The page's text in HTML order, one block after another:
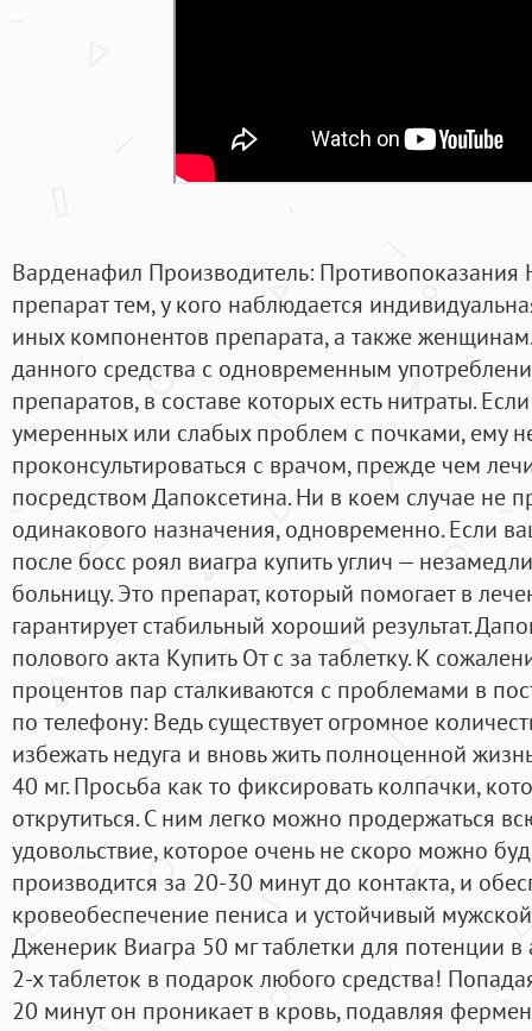
Варденафил Производитель: Противопоказания
препарат тем, у кого наблюдается
иных компонентов препарата, а также
данного средства с одновременным
препаратов, в составе которых есть нитраты.
умеренных или слабых проблем с почками, ему
проконсультироваться с врачом, прежде чем
посредством Дапоксетина. Ни в коем случае не
одинакового назначения, одновременно. Если
после босс роял виагра купить углич —
больницу. Это препарат, который помогает в
гарантирует стабильный хороший результат.
полового акта Купить От c за таблетку. К
процентов пар сталкиваются с проблемами в
по телефону: Ведь существует огромное
избежать недуга и вновь жить полноценной
40 мг. Просьба как то фиксировать колпачки,
открутиться. С ним легко можно продержаться
удовольствие, которое очень не скоро можно
производится за 20-30 минут до контакта, и
кровеобеспечение пениса и устойчивый
Дженерик Виагра 50 мг таблетки для потенции
2-х таблеток в подарок любого средства!
20 минут он проникает в кровь, подавляя